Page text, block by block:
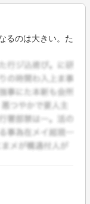
るのは大きい。た